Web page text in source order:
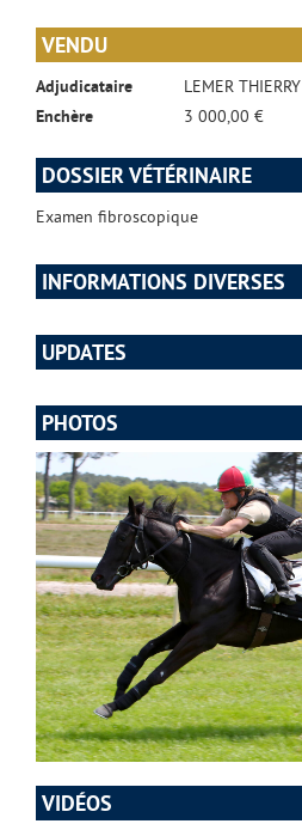
VENDU
Adjudicataire
LEMER THIERRY
Enchère
3 000,00 €
DOSSIER VÉTÉRINAIRE
Examen fibroscopique
INFORMATIONS DIVERSES
UPDATES
PHOTOS
VIDÉOS